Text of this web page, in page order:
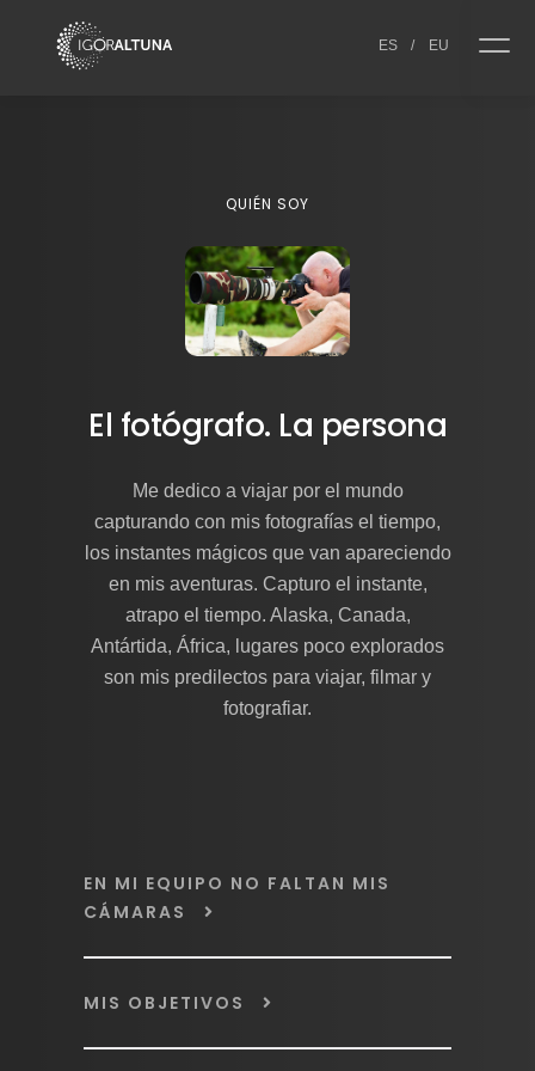
ES / EU
QUIÉN SOY
El fotógrafo. La persona
Me dedico a viajar por el mundo
capturando con mis fotografías el tiempo,
los instantes mágicos que van apareciendo
en mis aventuras. Capturo el instante,
atrapo el tiempo. Alaska, Canada,
Antártida, África, lugares poco explorados
son mis predilectos para viajar, filmar y
fotografiar.
EN MI EQUIPO NO FALTAN MIS
CÁMARAS
MIS OBJETIVOS